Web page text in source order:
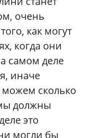
очень
как могут
когда они
самом деле
иначе
сколько
должны
это
могли бы